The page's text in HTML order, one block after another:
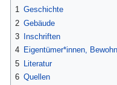
springen
springen
1 Geschichte
2 Gebäude
3
Inschriften
4 Eigentümer*innen,
5
Literatur
6 Quellen